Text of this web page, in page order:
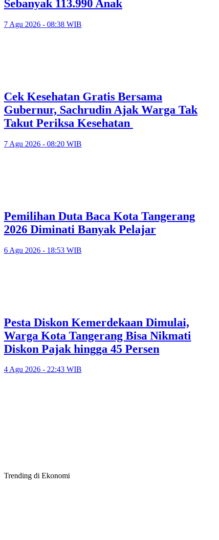
Sebanyak 113.990 Anak
7 Agu 2026 - 08:38 WIB
Cek Kesehatan Gratis Bersama
Gubernur, Sachrudin Ajak Warga Tak
Takut Periksa Kesehatan
7 Agu 2026 - 08:20 WIB
Pemilihan Duta Baca Kota Tangerang
2026 Diminati Banyak Pelajar
6 Agu 2026 - 18:53 WIB
Pesta Diskon Kemerdekaan Dimulai,
Warga Kota Tangerang Bisa Nikmati
Diskon Pajak hingga 45 Persen
4 Agu 2026 - 22:43 WIB
Trending di Ekonomi